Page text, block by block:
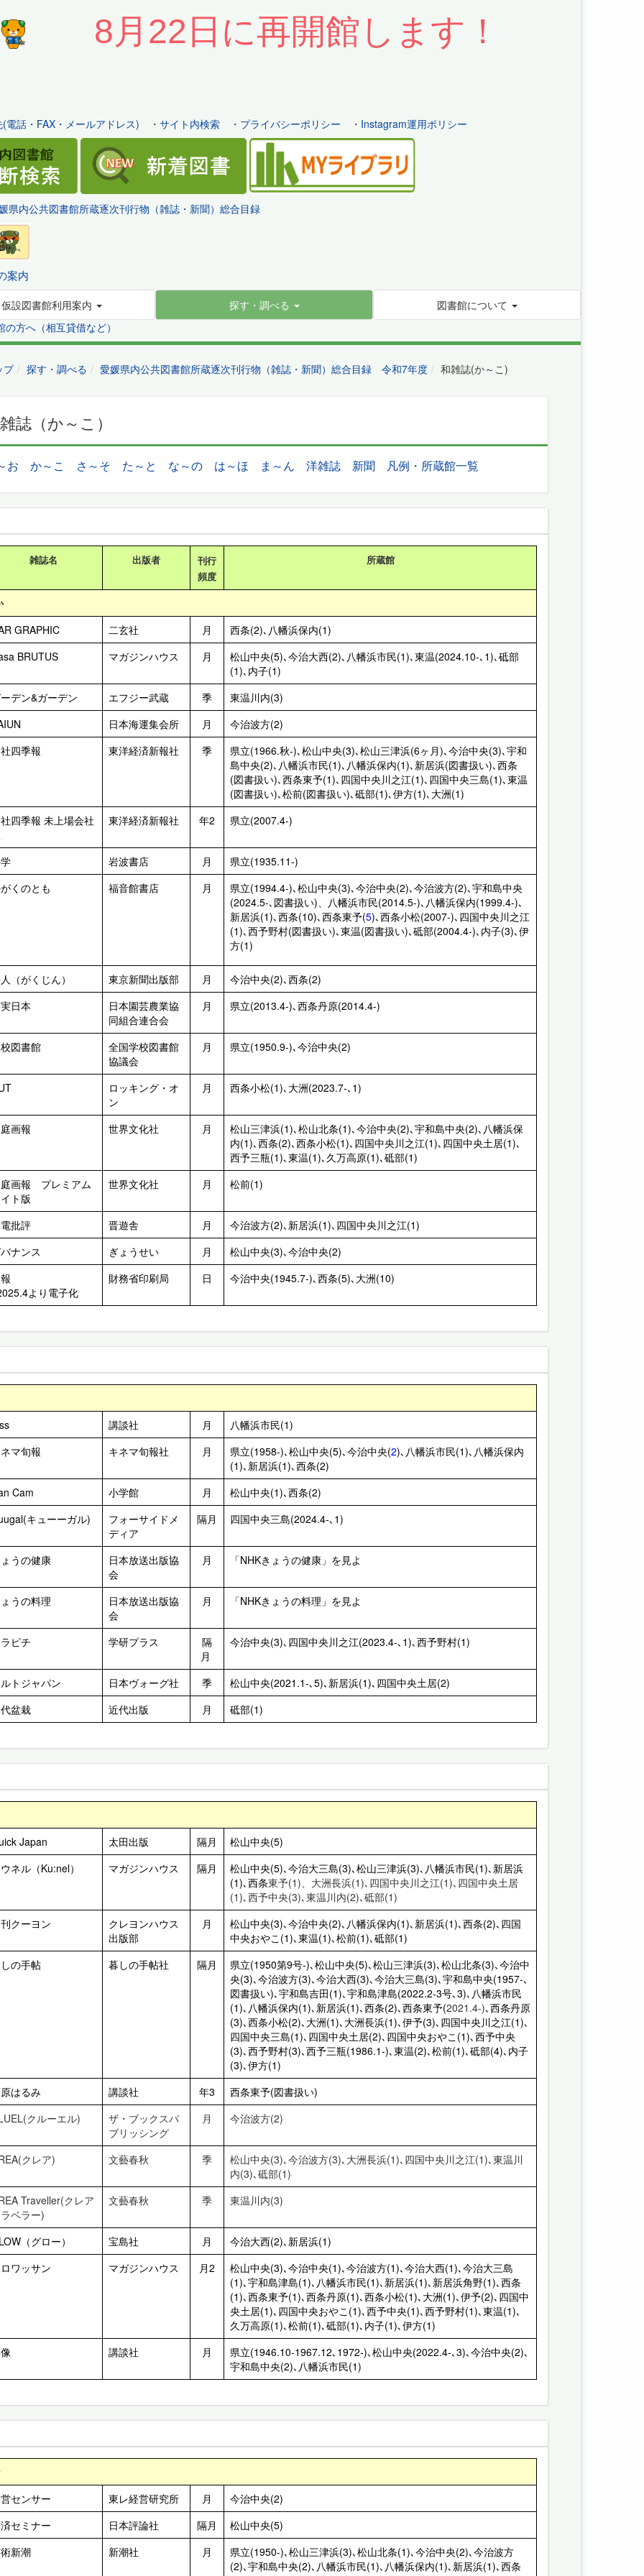
8月22日に再開館します！
電話・FAX・メールアドレス) ・ サイト内検索 ・ プライバシーポリシー ・ Instagram運用ポリシー
県内公共図書館所蔵逐次刊行物（雑誌・新聞）総合目録
案内
仮設図書館利用案内 探す・調べる
図書館について
の方へ（相互貸借など）
プ 探す・調べる 愛媛県内公共図書館所蔵逐次刊行物（雑誌・新聞）総合目録 令和7年度 和雑誌(か～こ)
誌（か～こ）
お か～こ さ～そ た～と な～の は～ほ ま～ん 洋雑誌 新聞 凡例・所蔵館一覧
雑誌名 出版者
刊行
頻度
所蔵館
GRAPHIC
二玄社 月
西条(2)､八幡浜保内(1)
BRUTUS
マガジンハウス 月
松山中央(5)､今治大西(2)､八幡浜市民(1)､東温(2024.10-､1)､砥部
(1)､内子(1)
デン&ガーデン
エフジー武蔵 季
東温川内(3)
日本海運集会所 月
今治波方(2)
四季報
東洋経済新報社 季
県立(1966.秋-)､松山中央(3)､松山三津浜(6ヶ月)､今治中央(3)､宇和
島中央(2)､八幡浜市民(1)､八幡浜保内(1)､新居浜(図書扱い)､西条
(図書扱い)､西条東予(1)､四国中央川之江(1)､四国中央三島(1)､東温
(図書扱い)､松前(図書扱い)､砥部(1)､伊方(1)､大洲(1)
四季報 未上場会社
東洋経済新報社 年2 県立(2007.4-)
岩波書店 月
県立(1935.11-)
くのとも
福音館書店 月
県立(1994.4-)､松山中央(3)､今治中央(2)､今治波方(2)､宇和島中央
(2024.5-､図書扱い)、八幡浜市民(2014.5-)､八幡浜保内(1999.4-)､
新居浜(1)､西条(10)､西条東予(5)､西条小松(2007-)､四国中央川之江
(1)､西予野村(図書扱い)､東温(図書扱い)､砥部(2004.4-)､内子(3)､伊
方(1)
（がくじん） 東京新聞出版部 月
今治中央(2)､西条(2)
日本
日本園芸農業協
同組合連合会
月 県立(2013.4-)､西条丹原(2014.4-)
図書館
全国学校図書館
協議会
月 県立(1950.9-)､今治中央(2)
ロッキング・オ
ン
月 西条小松(1)､大洲(2023.7-､1)
画報 世界文化社 月
松山三津浜(1)､松山北条(1)､今治中央(2)､宇和島中央(2)､八幡浜保
内(1)､西条(2)､西条小松(1)､四国中央川之江(1)､四国中央土居(1)､
西予三瓶(1)､東温(1)､久万高原(1)､砥部(1)
画報 プレミアム
ト版
世界文化社 月 松前(1)
批評 晋遊舎 月
今治波方(2)､新居浜(1)､四国中央川之江(1)
ナンス
ぎょうせい 月
松山中央(3)､今治中央(2)
より電子化
財務省印刷局 日 今治中央(1945.7-)､西条(5)､大洲(10)
講談社 月
八幡浜市民(1)
マ旬報
キネマ旬報社 月 県立(1958-)､松山中央(5)､今治中央(2)､八幡浜市民(1)､八幡浜保内
(1)､新居浜(1)､西条(2)
Cam
小学館 月
松山中央(1)､西条(2)
キューーガル)
フォーサイドメ
ディア
隔月 四国中央三島(2024.4-､1)
うの健康
日本放送出版協
会
月 「NHKきょうの健康」を見よ
うの料理
日本放送出版協
会
月 「NHKきょうの料理」を見よ
ピチ 学研プラス
隔
月
今治中央(3)､四国中央川之江(2023.4-､1)､西予野村(1)
トジャパン 日本ヴォーグ社 季
松山中央(2021.1-､5)､新居浜(1)､四国中央土居(2)
盆栽
近代出版 月 砥部(1)
Japan
太田出版 隔月
松山中央(5)
ネル（Ku:nel）
マガジンハウス 隔月
松山中央(5)､今治大三島(3)､松山三津浜(3)､八幡浜市民(1)､新居浜
(1)､西条東予(1)、大洲長浜(1)､四国中央川之江(1)､四国中央土居
(1)､西予中央(3)､東温川内(2)､砥部(1)
クーヨン
クレヨンハウス
出版部
月
松山中央(3)､今治中央(2)､八幡浜保内(1)､新居浜(1)､西条(2)､四国
中央おやこ(1)､東温(1)､松前(1)､砥部(1)
の手帖
暮しの手帖社 隔月
県立(1950第9号-)､松山中央(5)､松山三津浜(3)､松山北条(3)､今治中
央(3)､今治波方(3)､今治大西(3)､今治大三島(3)､宇和島中央(1957-､
図書扱い)､宇和島吉田(1)､宇和島津島(2022.2-3号､3)､八幡浜市民
(1)､八幡浜保内(1)､新居浜(1)､西条(2)､西条東予(2021.4-)､西条丹原
(3)､西条小松(2)､大洲(1)､大洲長浜(1)､伊予(3)､四国中央川之江(1)､
四国中央三島(1)､四国中央土居(2)､四国中央おやこ(1)､西予中央
(3)､西予野村(3)､西予三瓶(1986.1-)､東温(2)､松前(1)､砥部(4)､内子
(3)､伊方(1)
はるみ
講談社 年3
西条東予(図書扱い)
クルーエル)
ザ・ブックスパ
ブリッシング
月 今治波方(2)
クレア) 文藝春秋 季
松山中央(3)､今治波方(3)､大洲長浜(1)､四国中央川之江(1)､東温川
内(3)､砥部(1)
Traveller(クレア
ベラー)
文藝春秋 季 東温川内(3)
（グロー） 宝島社 月
今治大西(2)､新居浜(1)
ワッサン
マガジンハウス 月2
松山中央(3)､今治中央(1)､今治波方(1)､今治大西(1)､今治大三島
(1)､宇和島津島(1)､八幡浜市民(1)､新居浜(1)､新居浜角野(1)､西条
(1)､西条東予(1)､西条丹原(1)､西条小松(1)､大洲(1)､伊予(2)､四国中
央土居(1)､四国中央おやこ(1)､西予中央(1)､西予野村(1)､東温(1)､
久万高原(1)､松前(1)､砥部(1)､内子(1)､伊方(1)
講談社 月
県立(1946.10-1967.12､1972-)､松山中央(2022.4-､3)､今治中央(2)､
宇和島中央(2)､八幡浜市民(1)
センサー
東レ経営研究所 月
今治中央(2)
セミナー
日本評論社 隔月
松山中央(5)
新潮
新潮社 月
県立(1950-)､松山三津浜(3)､松山北条(1)､今治中央(2)､今治波方
(2)､宇和島中央(2)､八幡浜市民(1)､八幡浜保内(1)､新居浜(1)､西条